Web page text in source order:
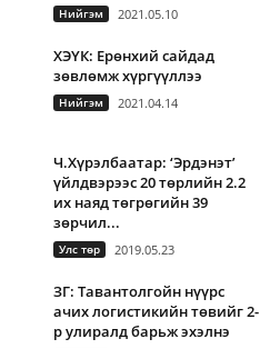
Нийгэм 2021.05.10
ХЭҮК: Ерөнхий сайдад
зөвлөмж хүргүүллээ
Нийгэм 2021.04.14
Ч.Хүрэлбаатар: ‘Эрдэнэт’
үйлдвэрээс 20 төрлийн 2.2
их наяд төгрөгийн 39
зөрчил...
Улс төр 2019.05.23
ЗГ: Тавантолгойн нүүрс
ачих логистикийн төвийг 2-
р улиралд барьж эхэлнэ